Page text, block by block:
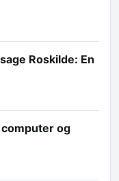
Roskilde: En
og